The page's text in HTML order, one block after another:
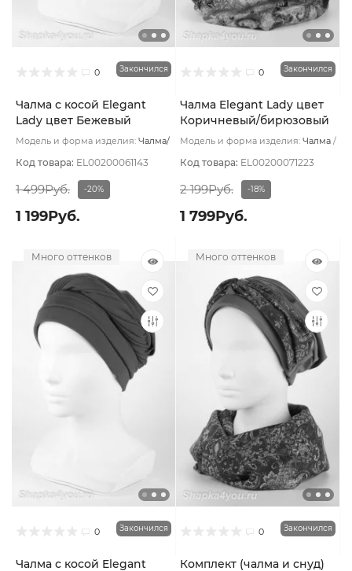
0 Закончился
Чалма с косой Elegant
Lady цвет Бежевый
тёмный
Модель и форма изделия: Чалма/
Бежевый
Код товара: EL00200061143
1 499Руб. -20%
1 199Руб.
0 Закончился
Чалма Elegant Lady цвет
Коричневый/бирюзовый
Модель и форма изделия: Чалма
Код товара: EL00200071223
2 199Руб. -18%
1 799Руб.
Много оттенков
0 Закончился
Чалма с косой Elegant
Много оттенков
0 Закончился
Комплект (чалма и снуд)